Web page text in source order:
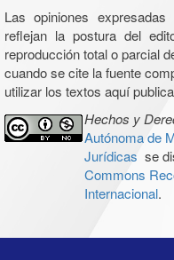
Las opiniones
reflejan la postura del
reproducción total o parcial
cuando se cite la fuente
utilizar los textos aquí
Hechos y
Autónoma de
Jurídicas se
Commons
Internacional.